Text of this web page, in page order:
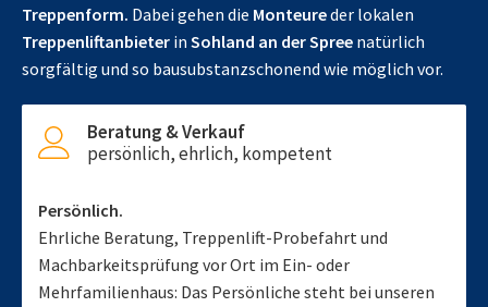
Treppenform. Dabei gehen die Monteureder lokalen
Treppenliftanbieter in Sohland an der Spree natürlich
sorgfältig und so bausubstanzschonend wie möglich vor.
Beratung & Verkauf
persönlich, ehrlich, kompetent
Persönlich.
Ehrliche Beratung, Treppenlift-Probefahrt und
Machbarkeitsprüfung vor Ort im Ein- oder
Mehrfamilienhaus: Das Persönliche steht bei unseren